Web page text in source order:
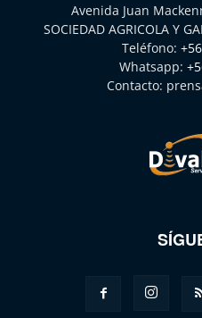
Avenida Juan
SOCIEDAD AGRICOLA Y
Teléfono:
Whatsapp:
Contacto: